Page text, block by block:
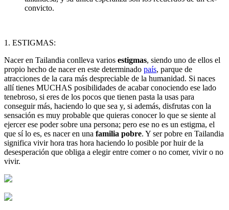
convicto.
1. ESTIGMAS:
Nacer en Tailandia conlleva varios estigmas, siendo uno de ellos el
propio hecho de nacer en este determinado país, parque de
atracciones de la cara más despreciable de la humanidad. Si naces
allí tienes MUCHAS posibilidades de acabar conociendo ese lado
tenebroso, si eres de los pocos que tienen pasta la usas para
conseguir más, haciendo lo que sea y, si además, disfrutas con la
sensación es muy probable que quieras conocer lo que se siente al
ejercer ese poder sobre una persona; pero ese no es un estigma, el
que sí lo es, es nacer en una familia pobre. Y ser pobre en Tailandia
significa vivir hora tras hora haciendo lo posible por huir de la
desesperación que obliga a elegir entre comer o no comer, vivir o no
vivir.